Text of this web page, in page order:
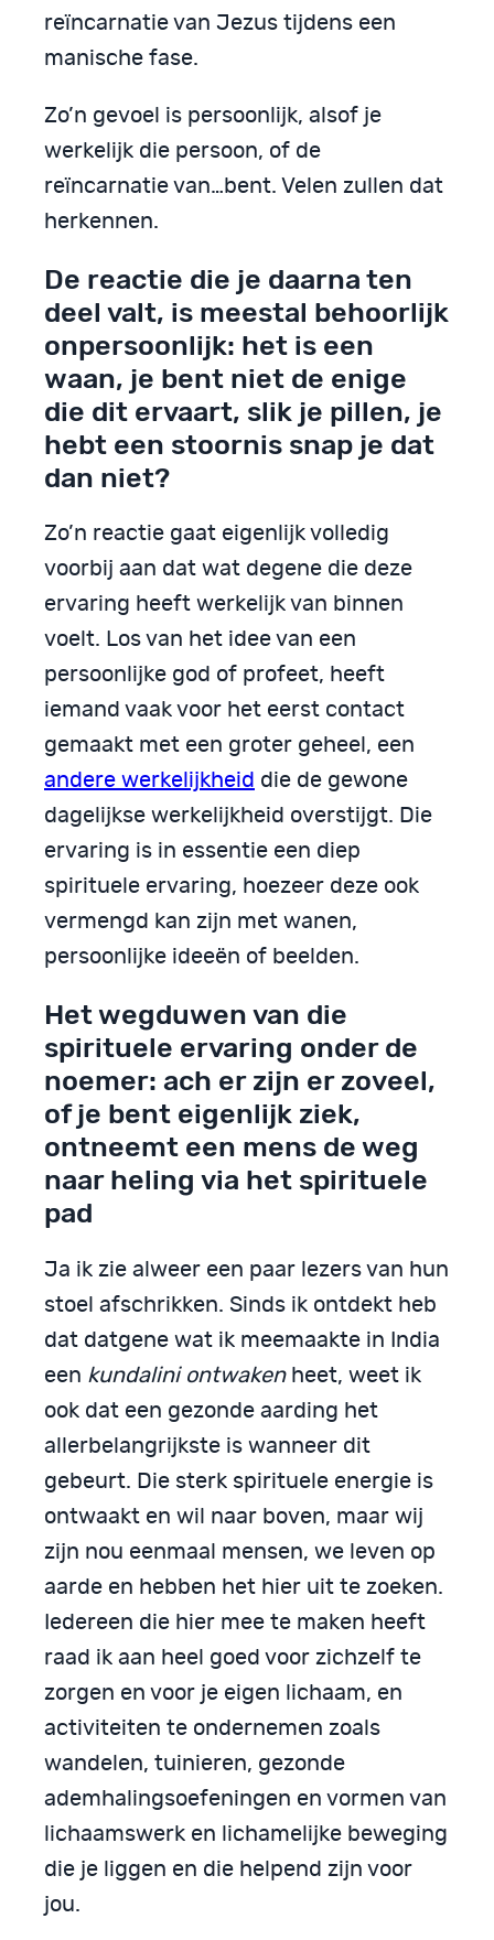
reïncarnatie van Jezus tijdens een
manische fase.
Zo’n gevoel is persoonlijk, alsof je
werkelijk die persoon, of de
reïncarnatie van…bent. Velen zullen dat
herkennen.
De reactie die je daarna ten
deel valt, is meestal behoorlijk
onpersoonlijk: het is een
waan, je bent niet de enige
die dit ervaart, slik je pillen, je
hebt een stoornis snap je dat
dan niet?
Zo’n reactie gaat eigenlijk volledig
voorbij aan dat wat degene die deze
ervaring heeft werkelijk van binnen
voelt. Los van het idee van een
persoonlijke god of profeet, heeft
iemand vaak voor het eerst contact
gemaakt met een groter geheel, een
andere werkelijkheid die de gewone
dagelijkse werkelijkheid overstijgt. Die
ervaring is in essentie een diep
spirituele ervaring, hoezeer deze ook
vermengd kan zijn met wanen,
persoonlijke ideeën of beelden.
Het wegduwen van die
spirituele ervaring onder de
noemer: ach er zijn er zoveel,
of je bent eigenlijk ziek,
ontneemt een mens de weg
naar heling via het spirituele
pad
Ja ik zie alweer een paar lezers van hun
stoel afschrikken. Sinds ik ontdekt heb
dat datgene wat ik meemaakte in India
een kundalini ontwakenheet, weet ik
ook dat een gezonde aarding het
allerbelangrijkste is wanneer dit
gebeurt. Die sterk spirituele energie is
ontwaakt en wil naar boven, maar wij
zijn nou eenmaal mensen, we leven op
aarde en hebben het hier uit te zoeken.
Iedereen die hier mee te maken heeft
raad ik aan heel goed voor zichzelf te
zorgen en voor je eigen lichaam, en
activiteiten te ondernemen zoals
wandelen, tuinieren, gezonde
ademhalingsoefeningen en vormen van
lichaamswerk en lichamelijke beweging
die je liggen en die helpend zijn voor
jou.